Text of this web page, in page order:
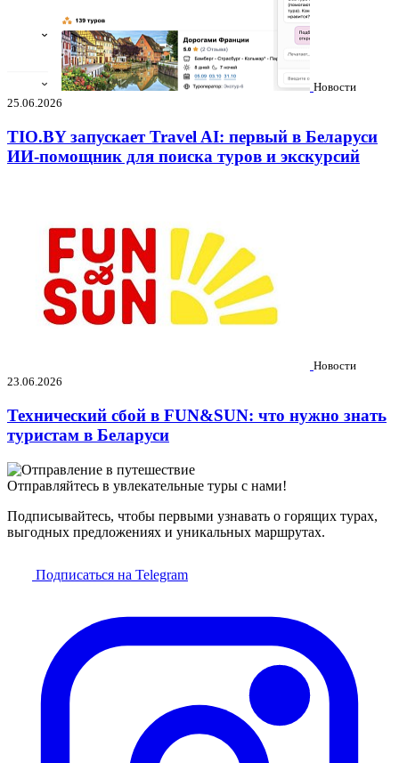
Новости
25.06.2026
TIO.BY запускает Travel AI: первый в Беларуси
ИИ-помощник для поиска туров и экскурсий
Новости
23.06.2026
Технический сбой в FUN&SUN: что нужно знать
туристам в Беларуси
Отправляйтесь в увлекательные туры с нами!
Подписывайтесь, чтобы первыми узнавать о горящих турах,
выгодных предложениях и уникальных маршрутах.
Подписаться на Telegram